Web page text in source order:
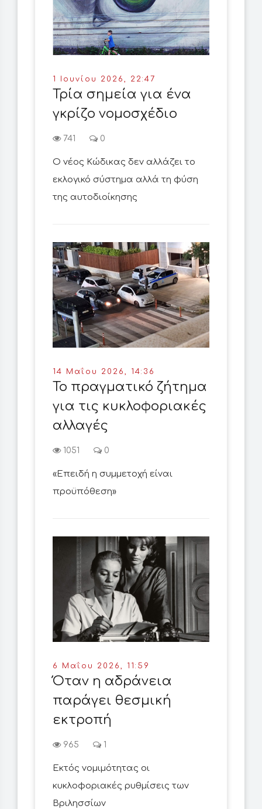
1 Ιουνίου 2026, 22:47
Τρία σημεία για ένα
γκρίζο νομοσχέδιο
741 0
Ο νέος Κώδικας δεν αλλάζει το
εκλογικό σύστημα αλλά τη φύση
της αυτοδιοίκησης
14 Μαΐου 2026, 14:36
Το πραγματικό ζήτημα
για τις κυκλοφοριακές
αλλαγές
1051 0
«Επειδή η συμμετοχή είναι
προϋπόθεση»
6 Μαΐου 2026, 11:59
Όταν η αδράνεια
παράγει θεσμική
εκτροπή
965 1
Εκτός νομιμότητας οι
κυκλοφοριακές ρυθμίσεις των
Βριλησσίων